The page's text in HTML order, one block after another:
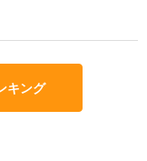
キング